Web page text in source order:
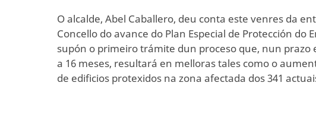
O alcalde, Abel Caballero, deu conta este venres da
Concello do avance do Plan Especial de Protección do
supón o primeiro trámite dun proceso que, nun prazo
a 16 meses, resultará en melloras tales como o
de edificios protexidos na zona afectada dos 341